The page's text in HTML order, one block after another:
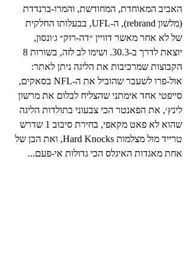
האביב המאוחדת, המחודשת, והמרו-ברנדדת
(מלשון rebrand), ה-UFL, בבעלותו החלקית
של לא אחר מאשר דוויין ״דה-רוק״ ג׳ונסון,
הקבוצות שמרכיבות את הליגה ניתן לאתר:
אול-פרו לשעבר שהוביל את ה-NFL בסאקים,
סייפטי אחד אימתני שהצליח לבלום את מרשון
לינץ׳, את הפאנטר הכי צבעוני בתולדות הליגה
שהוא לא פאט מקאפי, בחירת סיבוב 1 שדרש
טרייד מול מצלמות Hard Knocks, ואת הבן של
אחת מאגדות האיגלס הכי גדולות אי-פעם...